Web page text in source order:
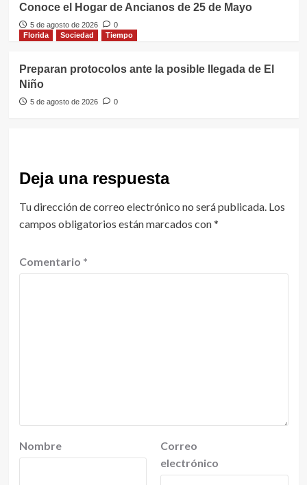
Conoce el Hogar de Ancianos de 25 de Mayo
5 de agosto de 2026
0
Florida
Sociedad Tiempo
Preparan protocolos ante la posible llegada de El
Niño
5 de agosto de 2026 0
Deja una respuesta
Tu dirección de correo electrónico no será publicada. Los
campos obligatorios están marcados con*
Comentario *
Nombre
Correo
electrónico